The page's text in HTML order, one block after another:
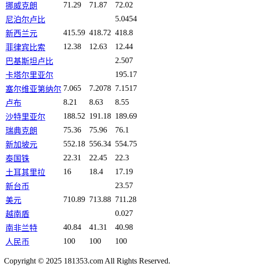
挪威克朗
71.29 71.87
72.02
尼泊尔卢比
5.0454
新西兰元
415.59 418.72 418.8
菲律宾比索
12.38 12.63
12.44
巴基斯坦卢比
2.507
卡塔尔里亚尔
195.17
塞尔维亚第纳尔 7.065 7.2078 7.1517
卢布
8.21 8.63
8.55
沙特里亚尔
188.52 191.18 189.69
瑞典克朗
75.36 75.96
76.1
新加坡元
552.18 556.34 554.75
泰国铢
22.31 22.45
22.3
土耳其里拉
16 18.4
17.19
新台币
23.57
美元
710.89 713.88 711.28
越南盾
0.027
南非兰特
40.84 41.31
40.98
人民币
100 100 100
Copyright © 2025 181353.com All Rights Reserved.